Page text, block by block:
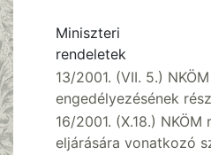
Miniszteri
rendeletek
13/2001. (VII. 5.)
engedélyezésének
16/2001. (X.18.)
eljárására vonatkozó